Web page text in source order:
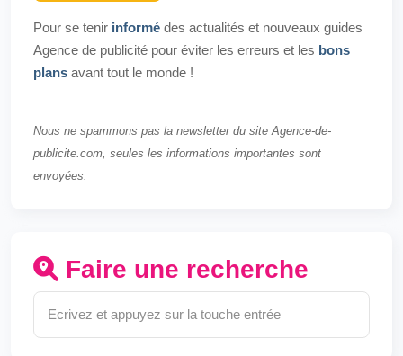
Pour se tenir informé des actualités et nouveaux guides
Agence de publicité pour éviter les erreurs et les bons
plans avant tout le monde !
Nous ne spammons pas la newsletter du site Agence-de-
publicite.com, seules les informations importantes sont
envoyées.
Faire une recherche